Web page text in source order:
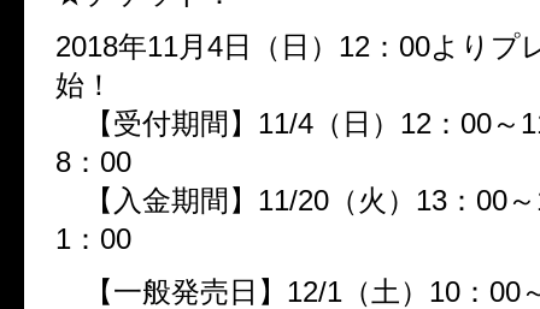
2018年11月4日（日）12：00よりプ
始！
【受付期間】11/4（日）12：00～
8：00
【入金期間】11/20（火）13：00
1：00
【一般発売日】12/1（土）10：00